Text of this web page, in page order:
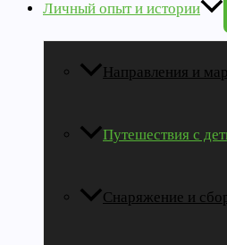
Личный опыт и истории
Направления и
Путешествия с
Снаряжение и